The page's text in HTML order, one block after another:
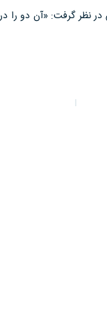
نظر گرفت: «آن دو را در